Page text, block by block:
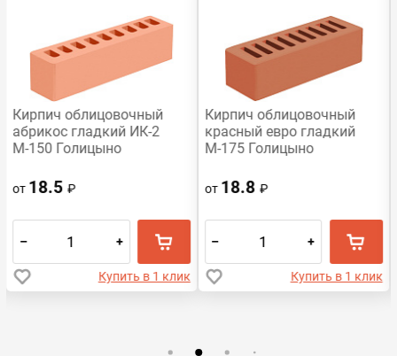
Кирпич облицовочный
абрикос гладкий ИК-2
М-150 Голицыно
от 18.5₽
– +
Купить в 1 клик
Кирпич облицовочный
красный евро гладкий
М-175 Голицыно
от 18.8₽
– +
Купить в 1 клик